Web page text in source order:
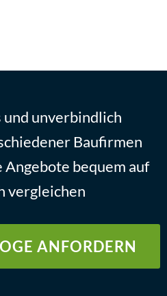
unverbindlich
Baufirmen
bequem auf
vergleichen
ANFORDERN